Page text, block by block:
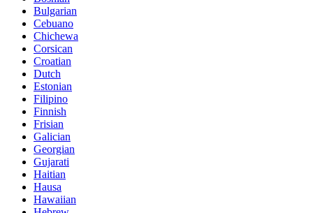
Bulgarian
Cebuano
Chichewa
Corsican
Croatian
Dutch
Estonian
Filipino
Finnish
Frisian
Galician
Georgian
Gujarati
Haitian
Hausa
Hawaiian